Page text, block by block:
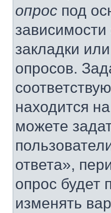
опрос под
закладки
опросов.
находится
можете
ответа»,
опрос будет
изменять